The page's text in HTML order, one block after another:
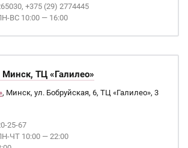
+375 (29) 2774445
ВС 10:00 — 16:00
Минск, ТЦ «Галилео»
, Минск, ул. Бобруйская, 6, ТЦ «Галилео», 3
25-67
ЧТ 10:00 — 22:00